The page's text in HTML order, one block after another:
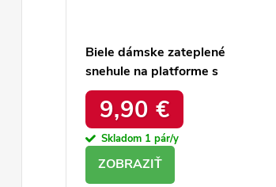
Biele dámske zateplené
snehule na platforme s
okrúhlou špičkou Inna
TX5002 WHITE
9,90 €
Skladom 1 pár/y